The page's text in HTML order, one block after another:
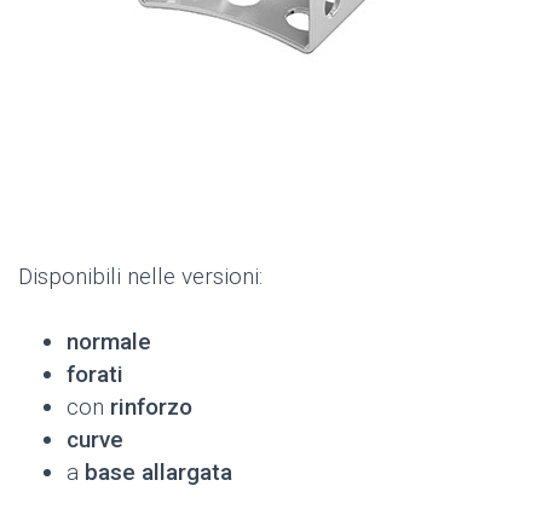
Disponibili nelle versioni:
normale
forati
con rinforzo
curve
a base allargata